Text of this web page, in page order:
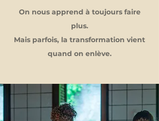
On nous apprend à toujours faire
plus.
Mais parfois, la transformation vient
quand on enlève.